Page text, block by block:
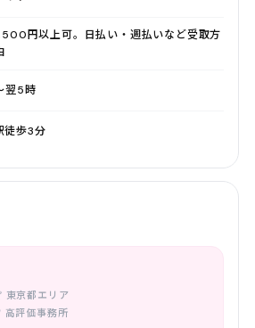
円以上可。日払い・週払いなど受取方
翌5時
徒歩3分
東京都エリア
高評価事務所